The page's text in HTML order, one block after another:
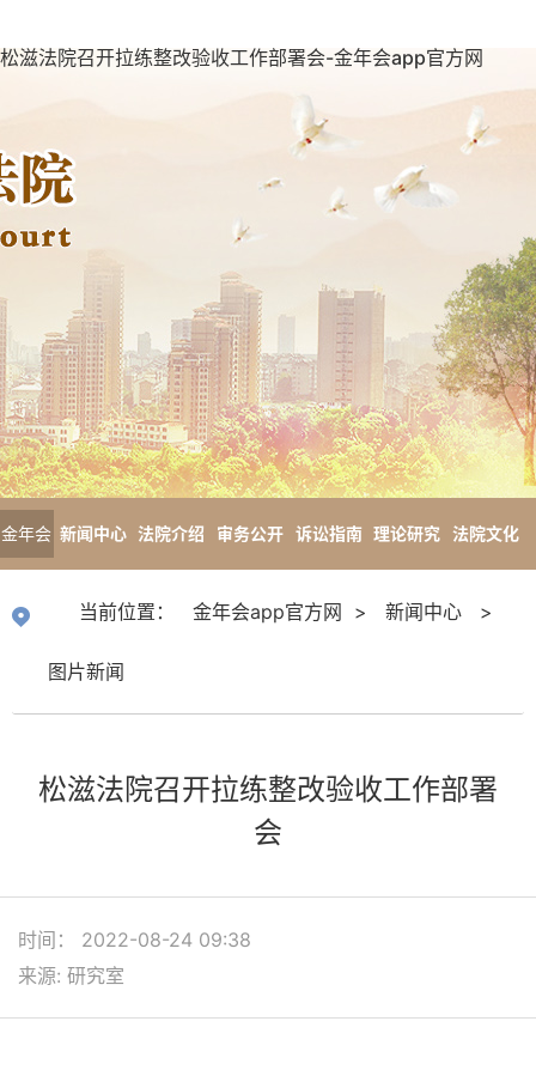
松滋法院召开拉练整改验收工作部署会-金年会app官方网
金年会
方网
新闻中心 法院介绍 审务公开 诉讼指南 理论研究 法院文化
当前位置： 金年会app官方网 > 新闻中心 >
图片新闻
松滋法院召开拉练整改验收工作部署
会
时间： 2022-08-24 09:38
来源: 研究室